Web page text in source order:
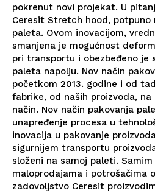
pokrenut novi projekat. U
Ceresit Stretch hood, potpuno
paleta. Ovom inovacijom,
smanjena je mogućnost
pri transportu i obezbeđeno je
paleta napolju. Nov način
početkom 2013. godine i od
fabrike, od naših proizvoda,
način. Nov način pakovanja
unapređenje procesa u
inovacija u pakovanje
sigurnijem transportu
složeni na samoj paleti.
maloprodajama i potrošačima
zadovoljstvo Ceresit